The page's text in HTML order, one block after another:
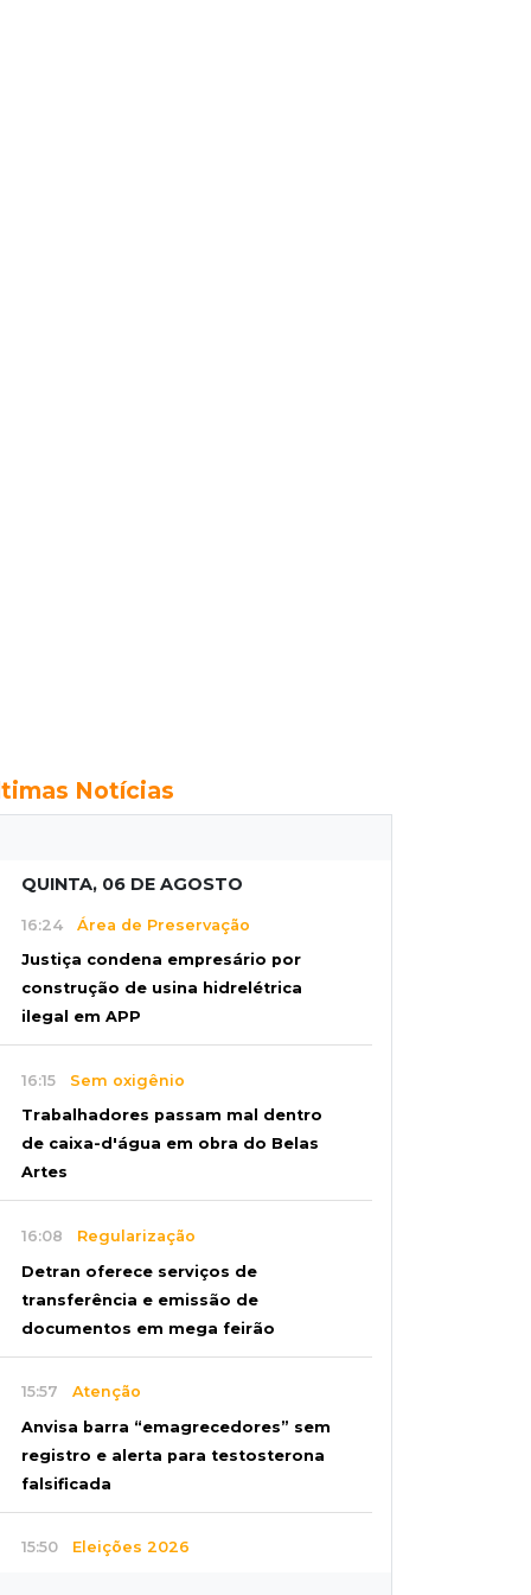
Notícias
QUINTA, 06 DE AGOSTO
16:24 Área de Preservação
Justiça condena empresário por
construção de usina hidrelétrica
ilegal em APP
16:15 Sem oxigênio
Trabalhadores passam mal dentro
de caixa-d'água em obra do Belas
Artes
16:08 Regularização
Detran oferece serviços de
transferência e emissão de
documentos em mega feirão
15:57 Atenção
Anvisa barra “emagrecedores” sem
registro e alerta para testosterona
falsificada
15:50 Eleições 2026